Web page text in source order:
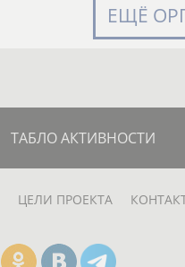
ЕЩЁ
ТАБЛО АКТИВНОСТИ
ЦЕЛИ ПРОЕКТА